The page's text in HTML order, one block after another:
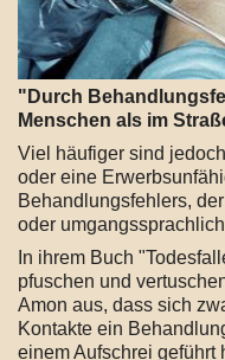
"Durch
Menschen als im
Viel häufiger sind
oder eine
Behandlungsfehlers,
oder
In ihrem Buch
pfuschen und
Amon aus, dass sich
Kontakte ein
einem Aufschrei geführt